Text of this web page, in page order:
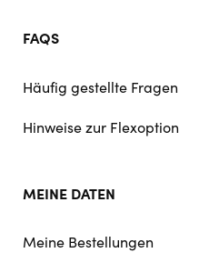
FAQS
Häufig gestellte Fragen
Hinweise zur Flexoption
MEINE DATEN
Meine Bestellungen